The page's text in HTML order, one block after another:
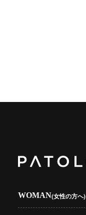
WOMAN(女性の方へ)